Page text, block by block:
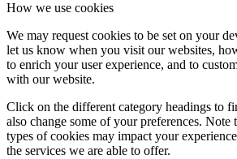
How we use cookies
We may request cookies to be set on your
let us know when you visit our websites,
to enrich your user experience, and to
with our website.
Click on the different category headings to
also change some of your preferences. Note
types of cookies may impact your
the services we are able to offer.